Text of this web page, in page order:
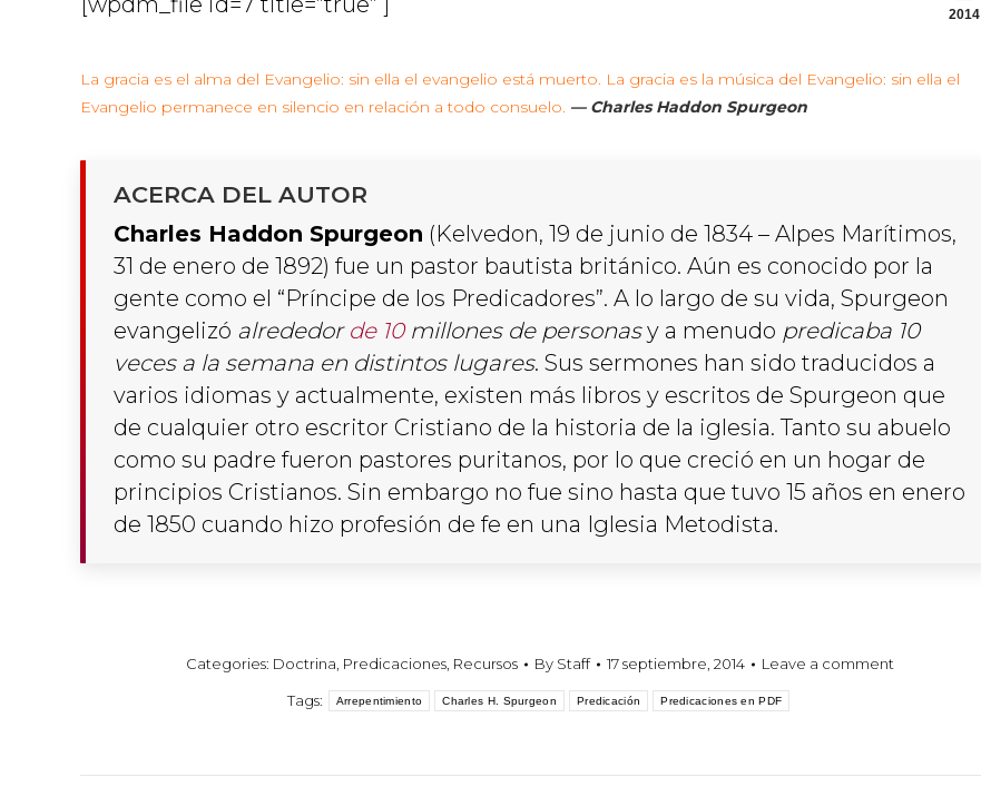
2014
La gracia es el alma del Evangelio: sin ella el evangelio está muerto. La gracia es la música del Evangelio: sin ella el
Evangelio permanece en silencio en relación a todo consuelo. — Charles Haddon Spurgeon
ACERCA DEL AUTOR
Charles Haddon Spurgeon (Kelvedon, 19 de junio de 1834 – Alpes Marítimos,
31 de enero de 1892) fue un pastor bautista británico. Aún es conocido por la
gente como el “Príncipe de los Predicadores”. A lo largo de su vida, Spurgeon
evangelizó alrededor de 10millones de personasy a menudo predicaba 10
veces a la semana en distintos lugares. Sus sermones han sido traducidos a
varios idiomas y actualmente, existen más libros y escritos de Spurgeon que
de cualquier otro escritor Cristiano de la historia de la iglesia. Tanto su abuelo
como su padre fueron pastores puritanos, por lo que creció en un hogar de
principios Cristianos. Sin embargo no fue sino hasta que tuvo 15 años en enero
de 1850 cuando hizo profesión de fe en una Iglesia Metodista.
Categories: Doctrina Predicaciones, Recursos By Staff 17 septiembre, 2014 Leave a comment
Tags: Arrepentimiento Charles H. Spurgeon Predicación Predicaciones en PDF